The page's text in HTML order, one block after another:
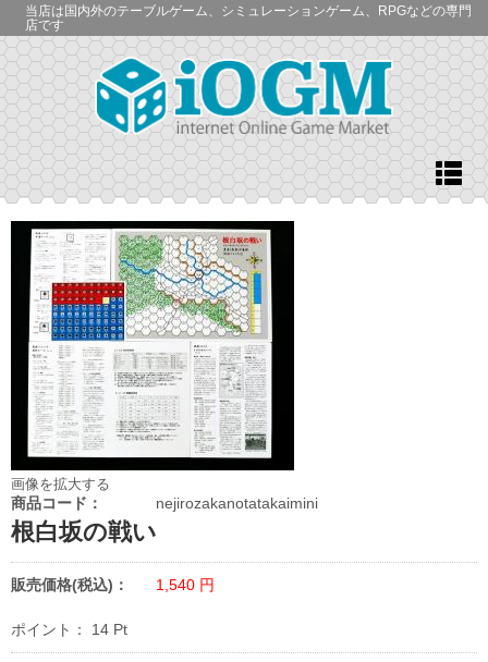
当店は国内外のテーブルゲーム、シミュレーションゲーム、RPGなどの専門
店です
画像を拡大する
商品コード： nejirozakanotatakaimini
根白坂の戦い
販売価格(税込)： 1,540 円
ポイント： 14 Pt